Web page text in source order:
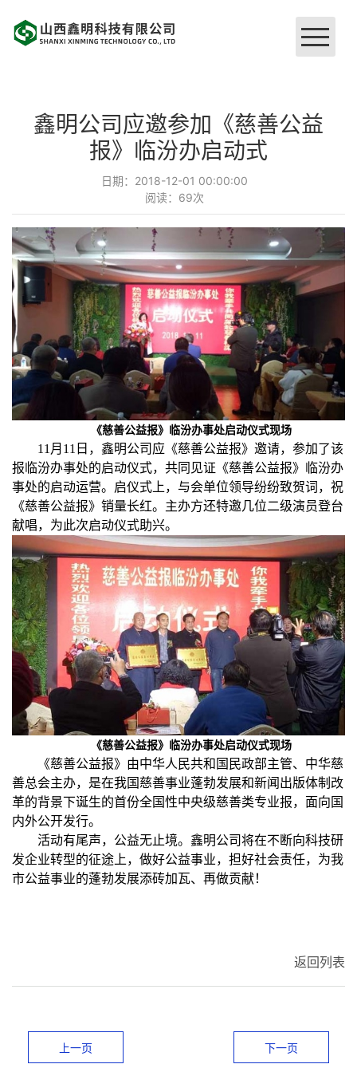
关于我们
硬件设施
品牌工程
荣誉证书
人才招聘
公告公示
联系我们
鑫明公司应邀参加《慈善公益
报》临汾办启动式
日期：2018-12-01 00:00:00
阅读： 69次
《慈善公益报》临汾办事处启动仪式现场
11月11日，鑫明公司应《慈善公益报》邀请，参加了该
报临汾办事处的启动仪式，共同见证《慈善公益报》临汾办
事处的启动运营。启仪式上，与会单位领导纷纷致贺词，祝
《慈善公益报》销量长红。主办方还特邀几位二级演员登台
献唱，为此次启动仪式助兴。
《慈善公益报》临汾办事处启动仪式现场
《慈善公益报》由中华人民共和国民政部主管、中华慈
善总会主办，是在我国慈善事业蓬勃发展和新闻出版体制改
革的背景下诞生的首份全国性中央级慈善类专业报，面向国
内外公开发行。
活动有尾声，公益无止境。鑫明公司将在不断向科技研
发企业转型的征途上，做好公益事业，担好社会责任，为我
市公益事业的蓬勃发展添砖加瓦、再做贡献！
返回列表
上一页 下一页